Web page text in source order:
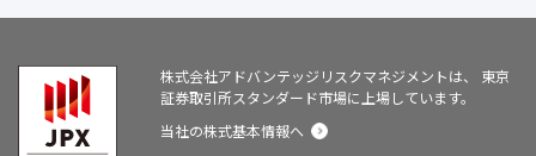
株式会社アドバンテッジリスクマネジメントは、
東京
証券取引所スタンダード市場に上場しています。
当社の株式基本情報へ